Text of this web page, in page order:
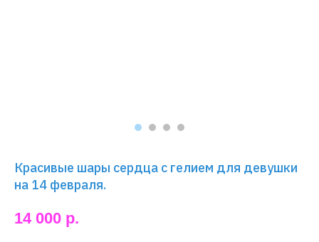
Красивые шары сердца с гелием для девушки
на 14 февраля.
14 000 р.